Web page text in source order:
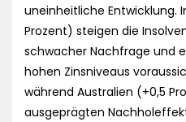
uneinheitliche Entwicklung.
Prozent) steigen die
schwacher Nachfrage und
hohen Zinsniveaus
während Australien (+0,5
ausgeprägten